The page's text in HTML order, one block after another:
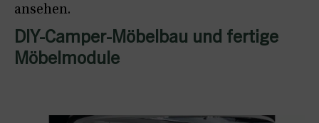
ansehen.
DIY-Camper-Möbelbau und fertige
Möbelmodule